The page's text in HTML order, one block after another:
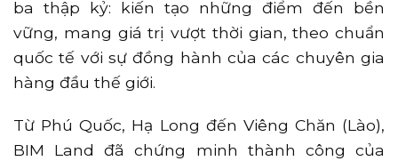
ba thập kỷ: kiến tạo những điểm đến bền
vững, mang giá trị vượt thời gian, theo chuẩn
quốc tế với sự đồng hành của các chuyên gia
hàng đầu thế giới.
Từ Phú Quốc, Hạ Long đến Viêng Chăn (Lào),
BIM Land đã chứng minh thành công của